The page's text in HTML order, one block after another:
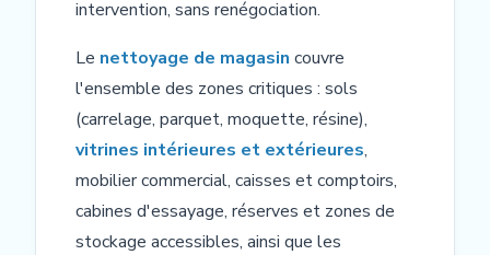
intervention, sans renégociation.
Le nettoyage de magasin couvre
l'ensemble des zones critiques : sols
(carrelage, parquet, moquette, résine),
vitrines intérieures et extérieures,
mobilier commercial, caisses et comptoirs,
cabines d'essayage, réserves et zones de
stockage accessibles, ainsi que les